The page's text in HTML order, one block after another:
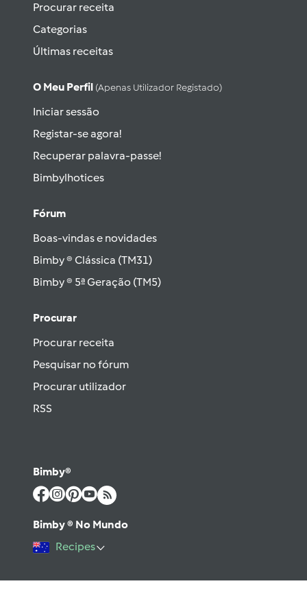
Procurar receita
Categorias
Últimas receitas
O Meu Perfil (apenas Utilizador Registado)
Iniciar sessão
Registar-se agora!
Recuperar palavra-passe!
Bimbylhotices
Fórum
Boas-vindas e novidades
Bimby ® Clássica (TM31)
Bimby ® 5ª Geração (TM5)
Procurar
Procurar receita
Pesquisar no fórum
Procurar utilizador
RSS
Bimby®
Bimby ® No Mundo
Recipes